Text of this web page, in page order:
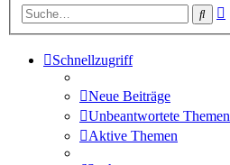
Schnellzugriff
Neue Beiträge
Unbeantwortete Themen
Aktive Themen